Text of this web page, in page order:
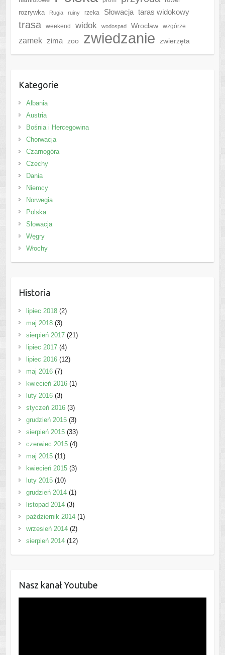
rozrywka
Rugia ruiny rzeka Słowacja taras widokowy
trasa weekend widok wodospad Wrocław wzgórze
zamek zima zoo zwiedzanie zwierzęta
Kategorie
Albania
Austria
Bośnia i Hercegowina
Chorwacja
Czarnogóra
Czechy
Dania
Niemcy
Norwegia
Polska
Słowacja
Węgry
Włochy
Historia
lipiec 2018(2)
maj 2018(3)
sierpień 2017(21)
lipiec 2017(4)
lipiec 2016(12)
maj 2016(7)
kwiecień 2016(1)
luty 2016(3)
styczeń 2016(3)
grudzień 2015(3)
sierpień 2015(33)
czerwiec 2015(4)
maj 2015(11)
kwiecień 2015(3)
luty 2015(10)
grudzień 2014(1)
listopad 2014(3)
październik 2014(1)
wrzesień 2014(2)
sierpień 2014(12)
Nasz kanał Youtube